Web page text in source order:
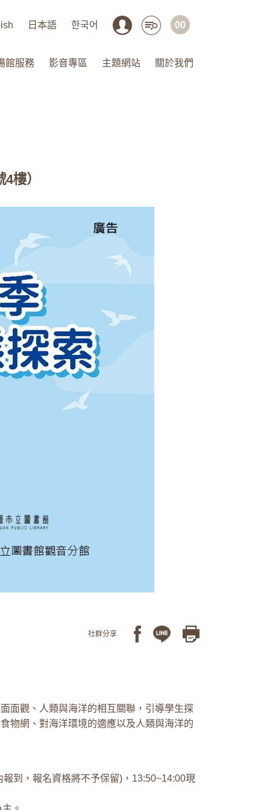
日本語 한국어 00
館服務 影音專區 主題網站 關於我們
樓）
社群分享
面觀、人類與海洋的相互關聯，引導學生探
物網、對海洋環境的適應以及人類與海洋的
到，報名資格將不予保留)，13:50~14:00現